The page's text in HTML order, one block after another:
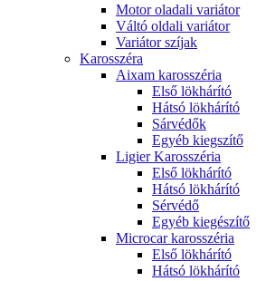
Motor oladali variátor
Váltó oldali variátor
Variátor szíjak
Karosszéra
Aixam karosszéria
Első lökhárító
Hátsó lökhárító
Sárvédők
Egyéb kiegszítő
Ligier Karosszéria
Első lökhárító
Hátsó lökhárító
Sérvédő
Egyéb kiegészítő
Microcar karosszéria
Első lökhárító
Hátsó lökhárító